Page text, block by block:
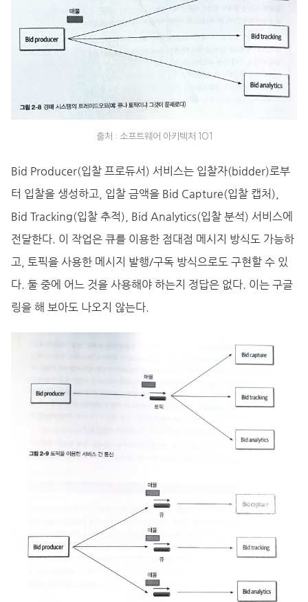
출처 : 소프트웨어 아키텍처 101
Bid Producer(입찰 프로듀서) 서비스는 입찰자(bidder)로부
터 입찰을 생성하고, 입찰 금액을 Bid Capture(입찰 캡처),
Bid Tracking(입찰 추적), Bid Analytics(입찰 분석) 서비스에
전달한다. 이 작업은 큐를 이용한 점대점 메시지 방식도 가능하
고, 토픽을 사용한 메시지 발행/구독 방식으로도 구현할 수 있
다. 둘 중에 어느 것을 사용해야 하는지 정답은 없다. 이는 구글
링을 해 보아도 나오지 않는다.